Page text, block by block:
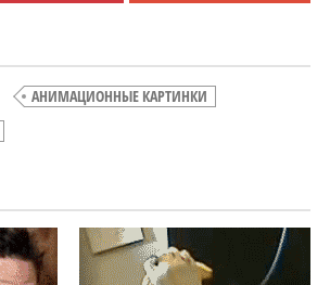
АНИМАЦИОННЫЕ КАРТИНКИ